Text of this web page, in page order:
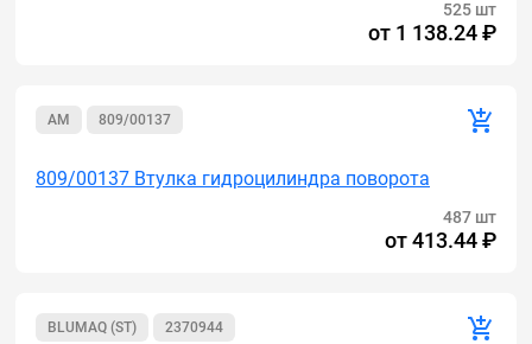
525 шт
от 1 138.24 ₽
AM 809/00137
809/00137 Втулка гидроцилиндра поворота
487 шт
от413.44 ₽
BLUMAQ (ST) 2370944